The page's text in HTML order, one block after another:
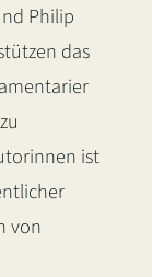
Philip
das
ist
von